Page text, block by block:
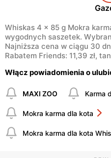
Whiskas 4 × 85 g Mokra
wygodnych saszetek.
Najniższa cena w ciągu 30
Rabatem Friends: 11,39 zł,
Włącz powiadomienia o
MAXI ZOO Karma
Mokra karma dla kota
Mokra karma dla kota